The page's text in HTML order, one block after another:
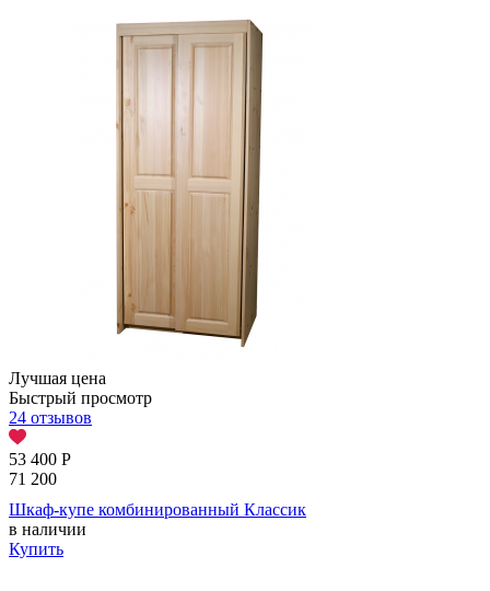
Лучшая цена
Быстрый просмотр
24 отзывов
53 400 Р
71 200
Шкаф-купе комбинированный Классик
в наличии
Купить